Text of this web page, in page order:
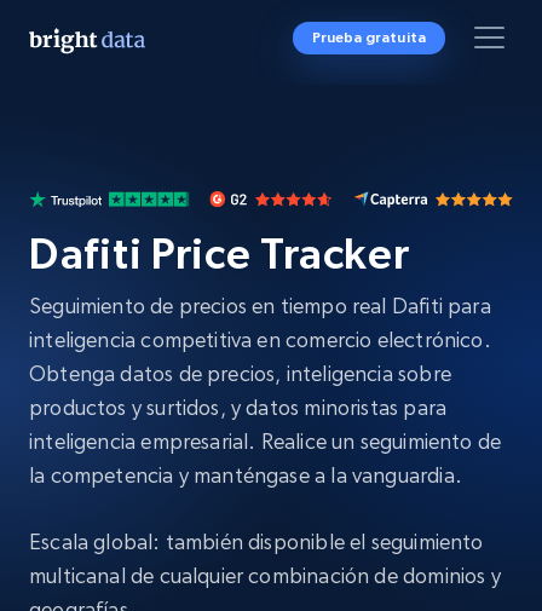
Prueba gratuita
Dafiti Price Tracker
Seguimiento de precios en tiempo real Dafiti para
inteligencia competitiva en comercio electrónico.
Obtenga datos de precios, inteligencia sobre
productos y surtidos, y datos minoristas para
inteligencia empresarial. Realice un seguimiento de
la competencia y manténgase a la vanguardia.
Escala global: también disponible el seguimiento
multicanal de cualquier combinación de dominios y